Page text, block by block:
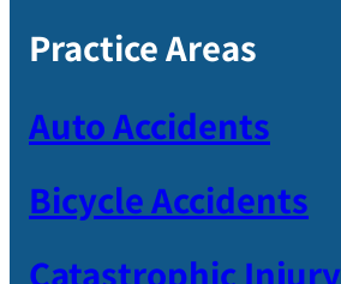
Practice Areas
Auto Accidents
Bicycle Accidents
Catastrophic Injury